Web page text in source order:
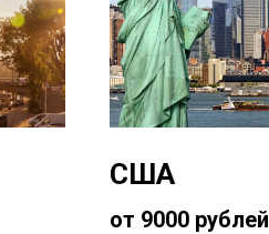
США
от 9000 рублей